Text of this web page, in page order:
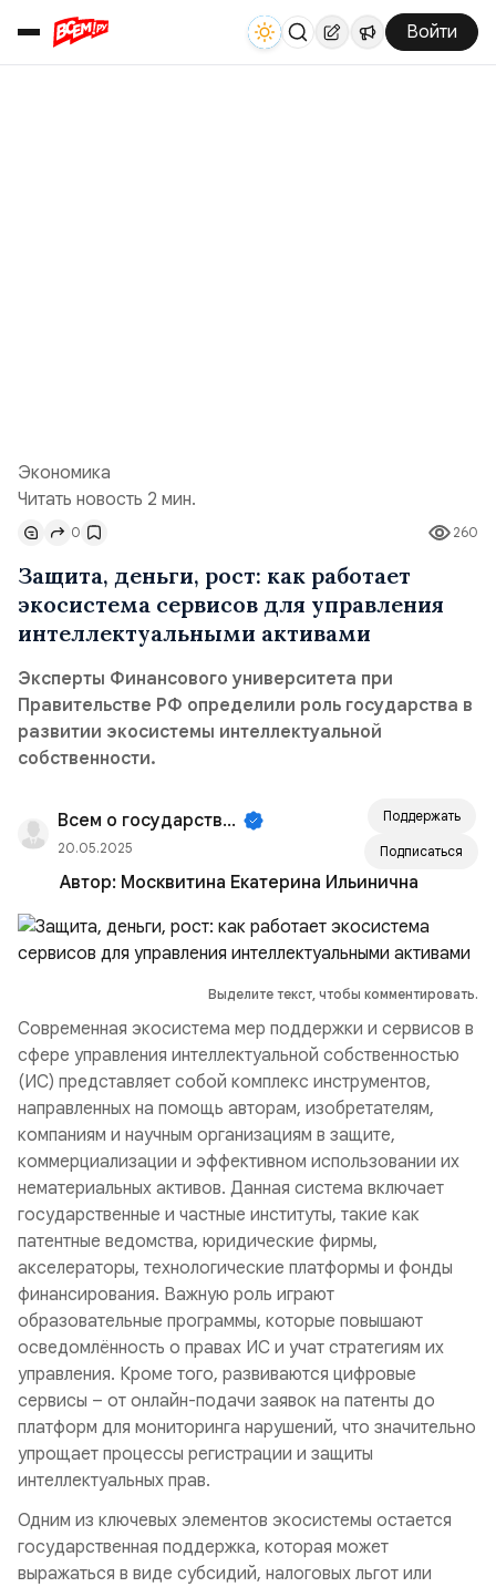
Войти
Экономика
Читать новость 2 мин.
260
0
Защита, деньги, рост: как работает
экосистема сервисов для управления
интеллектуальными активами
Эксперты Финансового университета при
Правительстве РФ определили роль государства в
развитии экосистемы интеллектуальной
собственности.
Всем о государственном управлении!
20.05.2025
Поддержать
Подписаться
Автор: Москвитина Екатерина Ильинична
Выделите текст, чтобы комментировать.
Современная экосистема мер поддержки и сервисов в
сфере управления интеллектуальной собственностью
(ИС) представляет собой комплекс инструментов,
направленных на помощь авторам, изобретателям,
компаниям и научным организациям в защите,
коммерциализации и эффективном использовании их
нематериальных активов. Данная система включает
государственные и частные институты, такие как
патентные ведомства, юридические фирмы,
акселераторы, технологические платформы и фонды
финансирования. Важную роль играют
образовательные программы, которые повышают
осведомлённость о правах ИС и учат стратегиям их
управления. Кроме того, развиваются цифровые
сервисы – от онлайн-подачи заявок на патенты до
платформ для мониторинга нарушений, что значительно
упрощает процессы регистрации и защиты
интеллектуальных прав.
Одним из ключевых элементов экосистемы остается
государственная поддержка, которая может
выражаться в виде субсидий, налоговых льгот или